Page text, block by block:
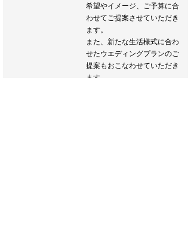
希望やイメージ、ご予算に合
わせてご提案させていただき
ます。
また、新たな生活様式に合わ
せたウエディングプランのご
提案もおこなわせていただき
ます。